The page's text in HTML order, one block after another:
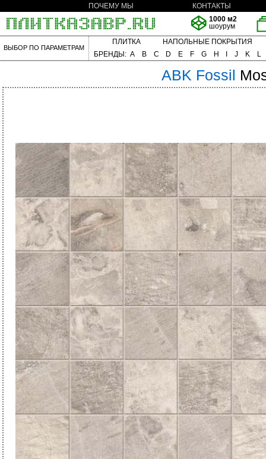
ПОЧЕМУ МЫ
КОНТАКТЫ
1000 м2
шоурум
ВЫБОР ПО ПАРАМЕТРАМ
ПЛИТКА
НАПОЛЬНЫЕ ПОКРЫТИЯ
БРЕНДЫ: A B C D E F G H J K L
ABK Fossil